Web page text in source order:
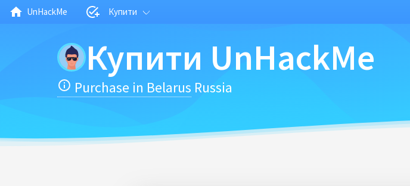
UnHackMe Купити
Купити UnHackMe
Purchase in Belarus Russia